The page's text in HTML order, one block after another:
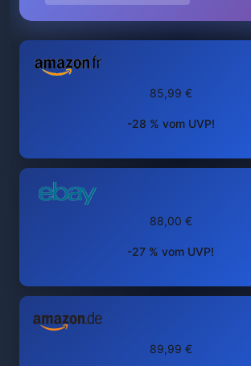
85,99 €
-28 % vom UVP!
88,00 €
-27 % vom UVP!
89,99 €